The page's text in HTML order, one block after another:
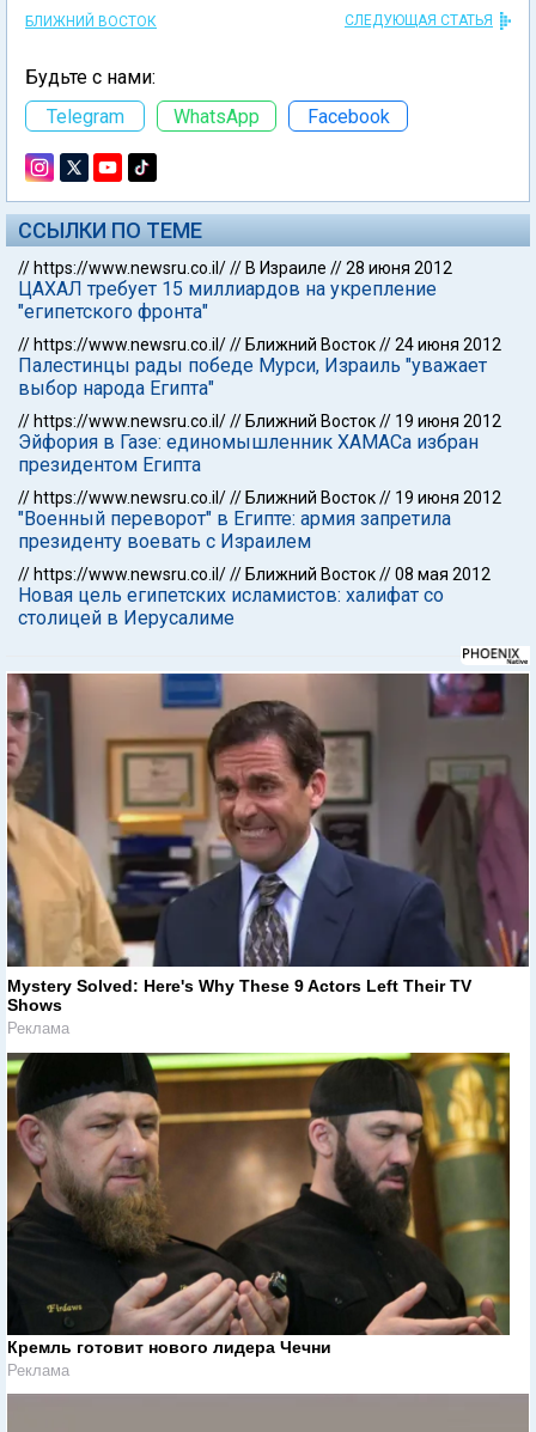
БЛИЖНИЙ ВОСТОК СЛЕДУЮЩАЯ СТАТЬЯ
Будьте с нами:
Telegram
WhatsApp Facebook
ССЫЛКИ ПО ТЕМЕ
// https://www.newsru.co.il/// В Израиле //28 июня 2012
ЦАХАЛ требует 15 миллиардов на укрепление
"египетского фронта"
// https://www.newsru.co.il/// Ближний Восток//24 июня 2012
Палестинцы рады победе Мурси, Израиль "уважает
выбор народа Египта"
// https://www.newsru.co.il/// Ближний Восток// 19 июня 2012
Эйфория в Газе: единомышленник ХАМАСа избран
президентом Египта
// https://www.newsru.co.il/// Ближний Восток// 19 июня 2012
"Военный переворот" в Египте: армия запретила
президенту воевать с Израилем
// https://www.newsru.co.il/// Ближний Восток//08 мая 2012
Новая цель египетских исламистов: халифат со
столицей в Иерусалиме
Mystery Solved: Here's Why These 9 Actors Left Their TV
Shows
Реклама
Кремль готовит нового лидера Чечни
Реклама